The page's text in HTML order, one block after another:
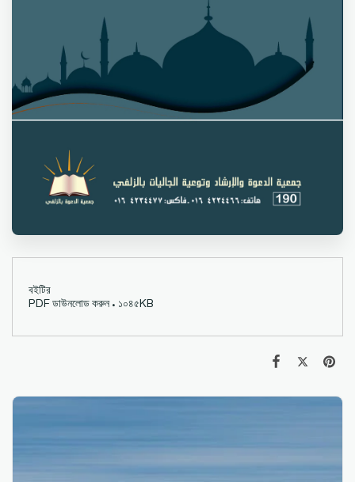
বইটির
PDF ডাউনলোড করুন • ১০৪৫KB